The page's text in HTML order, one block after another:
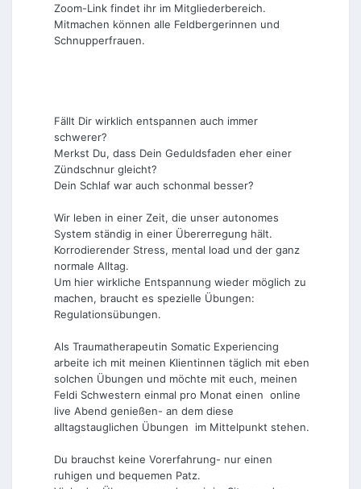
Zoom-Link findet ihr im Mitgliederbereich.
Mitmachen können alle Feldbergerinnen und
Schnupperfrauen.
Fällt Dir wirklich entspannen auch immer
schwerer?
Merkst Du, dass Dein Geduldsfaden eher einer
Zündschnur gleicht?
Dein Schlaf war auch schonmal besser?
Wir leben in einer Zeit, die unser autonomes
System ständig in einer Übererregung hält.
Korrodierender Stress, mental load und der ganz
normale Alltag.
Um hier wirkliche Entspannung wieder möglich zu
machen, braucht es spezielle Übungen:
Regulationsübungen.
Als Traumatherapeutin Somatic Experiencing
arbeite ich mit meinen Klientinnen täglich mit eben
solchen Übungen und möchte mit euch, meinen
Feldi Schwestern einmal pro Monat einen online
live Abend genießen- an dem diese
alltagstauglichen Übungen im Mittelpunkt stehen.
Du brauchst keine Vorerfahrung- nur einen
ruhigen und bequemen Patz.